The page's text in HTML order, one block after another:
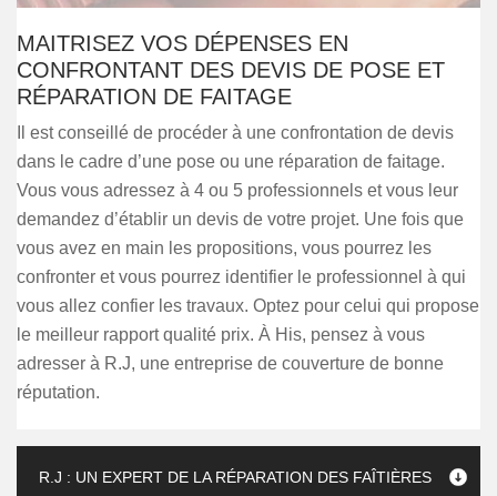
MAITRISEZ VOS DÉPENSES EN
CONFRONTANT DES DEVIS DE POSE ET
RÉPARATION DE FAITAGE
Il est conseillé de procéder à une confrontation de devis
dans le cadre d’une pose ou une réparation de faitage.
Vous vous adressez à 4 ou 5 professionnels et vous leur
demandez d’établir un devis de votre projet. Une fois que
vous avez en main les propositions, vous pourrez les
confronter et vous pourrez identifier le professionnel à qui
vous allez confier les travaux. Optez pour celui qui propose
le meilleur rapport qualité prix. À His, pensez à vous
adresser à R.J, une entreprise de couverture de bonne
réputation.
R.J : UN EXPERT DE LA RÉPARATION DES FAÎTIÈRES